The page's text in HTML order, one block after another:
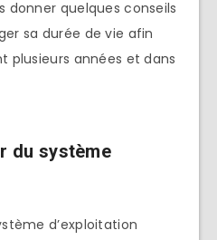
donner quelques conseils
sa durée de vie afin
plusieurs années et dans
du système
d’exploitation